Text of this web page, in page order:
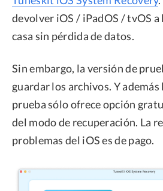
devolver iOS / iPadOS / tvOS
casa sin pérdida de datos.
Sin embargo, la versión de
guardar los archivos. Y
prueba sólo ofrece opción
del modo de recuperación. La
problemas del iOS es de pago.